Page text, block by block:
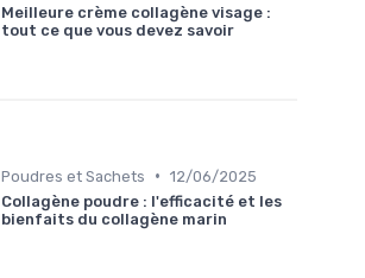
Meilleure crème collagène visage :
tout ce que vous devez savoir
Poudres et Sachets • 12/06/2025
Collagène poudre : l'efficacité et les
bienfaits du collagène marin